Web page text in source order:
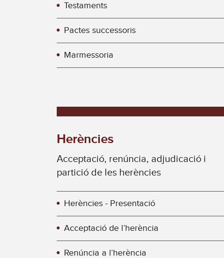
Testaments
Pactes successoris
Marmessoria
Herències
Acceptació, renúncia, adjudicació i
partició de les herències
Herències - Presentació
Acceptació de l’herència
Renúncia a l’herència